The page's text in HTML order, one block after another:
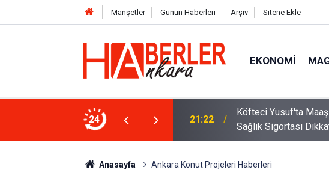
Manşetler Günün Haberleri Arşiv Sitene Ekle
EKONOMI
24
Hakan Fidan’ı Murat Aygen
21:22
Köfteci Yusuf'ta Maaş
Sağlık Sigortası
Anasayfa Ankara Konut Projeleri Haberleri